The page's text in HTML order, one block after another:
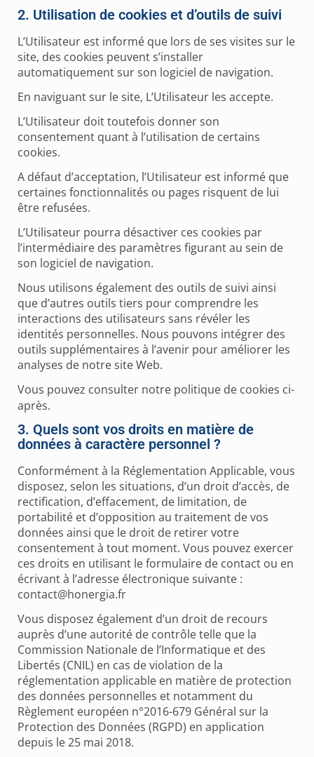
2. Utilisation de cookies et d’outils de suivi
L’Utilisateur est informé que lors de ses visites sur le
site, des cookies peuvent s’installer
automatiquement sur son logiciel de navigation.
En naviguant sur le site, L’Utilisateur les accepte.
L’Utilisateur doit toutefois donner son
consentement quant à l’utilisation de certains
cookies.
A défaut d’acceptation, l’Utilisateur est informé que
certaines fonctionnalités ou pages risquent de lui
être refusées.
L’Utilisateur pourra désactiver ces cookies par
l’intermédiaire des paramètres figurant au sein de
son logiciel de navigation.
Nous utilisons également des outils de suivi ainsi
que d’autres outils tiers pour comprendre les
interactions des utilisateurs sans révéler les
identités personnelles. Nous pouvons intégrer des
outils supplémentaires à l’avenir pour améliorer les
analyses de notre site Web.
Vous pouvez consulter notre politique de cookies ci-
après.
3. Quels sont vos droits en matière de
données à caractère personnel ?
Conformément à la Réglementation Applicable, vous
disposez, selon les situations, d’un droit d’accès, de
rectification, d’effacement, de limitation, de
portabilité et d’opposition au traitement de vos
données ainsi que le droit de retirer votre
consentement à tout moment. Vous pouvez exercer
ces droits en utilisant le formulaire de contact ou en
écrivant à l’adresse électronique suivante :
contact@honergia.fr
Vous disposez également d’un droit de recours
auprès d’une autorité de contrôle telle que la
Commission Nationale de l’Informatique et des
Libertés (CNIL) en cas de violation de la
réglementation applicable en matière de protection
des données personnelles et notamment du
Règlement européen n°2016-679 Général sur la
Protection des Données (RGPD) en application
depuis le 25 mai 2018.